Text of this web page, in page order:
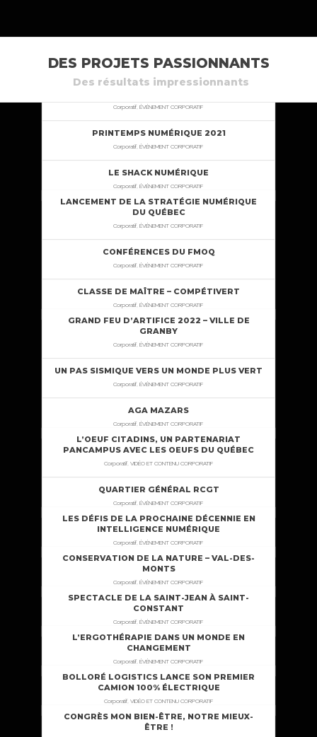
DES PROJETS PASSIONNANTS
Des résultats impressionnants
LANCEMENT DU NOUVEL INVESTISSEMENT
Corporatif, ÉVÉNEMENT CORPORATIF
PRINTEMPS NUMÉRIQUE 2021
Corporatif, ÉVÉNEMENT CORPORATIF
LE SHACK NUMÉRIQUE
Corporatif, ÉVÉNEMENT CORPORATIF
LANCEMENT DE LA STRATÉGIE NUMÉRIQUE
DU QUÉBEC
Corporatif, ÉVÉNEMENT CORPORATIF
CONFÉRENCES DU FMOQ
Corporatif, ÉVÉNEMENT CORPORATIF
CLASSE DE MAÎTRE – COMPÉTIVERT
Corporatif, ÉVÉNEMENT CORPORATIF
GRAND FEU D’ARTIFICE 2022 – VILLE DE
GRANBY
Corporatif, ÉVÉNEMENT CORPORATIF
UN PAS SISMIQUE VERS UN MONDE PLUS VERT
Corporatif, ÉVÉNEMENT CORPORATIF
AGA MAZARS
Corporatif, ÉVÉNEMENT CORPORATIF
L’OEUF CITADINS, UN PARTENARIAT
PANCAMPUS AVEC LES OEUFS DU QUÉBEC
Corporatif, VIDÉO ET CONTENU CORPORATIF
QUARTIER GÉNÉRAL RCGT
Corporatif, ÉVÉNEMENT CORPORATIF
LES DÉFIS DE LA PROCHAINE DÉCENNIE EN
INTELLIGENCE NUMÉRIQUE
Corporatif, ÉVÉNEMENT CORPORATIF
CONSERVATION DE LA NATURE – VAL-DES-
MONTS
Corporatif, ÉVÉNEMENT CORPORATIF
SPECTACLE DE LA SAINT-JEAN À SAINT-
CONSTANT
Corporatif, ÉVÉNEMENT CORPORATIF
L’ERGOTHÉRAPIE DANS UN MONDE EN
CHANGEMENT
Corporatif, ÉVÉNEMENT CORPORATIF
BOLLORÉ LOGISTICS LANCE SON PREMIER
CAMION 100% ÉLECTRIQUE
Corporatif, VIDÉO ET CONTENU CORPORATIF
CONGRÈS MON BIEN-ÊTRE, NOTRE MIEUX-
ÊTRE !